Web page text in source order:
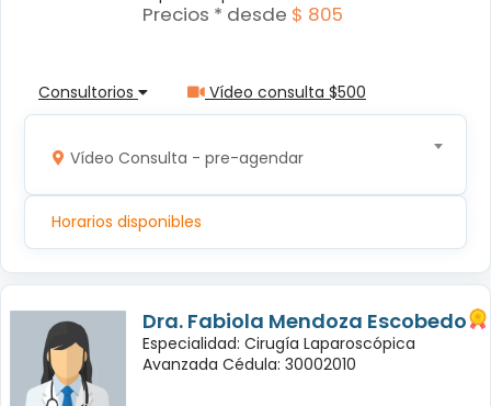
Precios * desde $ 805
Consultorios Vídeo consulta $500
Vídeo Consulta - pre-agendar
Horarios disponibles
Dra. Fabiola Mendoza Escobedo
Especialidad: Cirugía Laparoscópica
Avanzada Cédula: 30002010